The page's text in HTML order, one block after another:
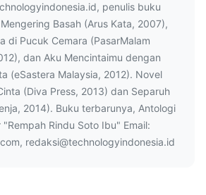
penulis buku
Basah (Arus Kata, 2007),
di Pucuk Cemara (PasarMalam
dan Aku Mencintaimu dengan
(eSastera Malaysia, 2012). Novel
(Diva Press, 2013) dan Separuh
2014). Buku terbarunya, Antologi
"Rempah Rindu Soto Ibu" Email:
redaksi@technologyindonesia.id